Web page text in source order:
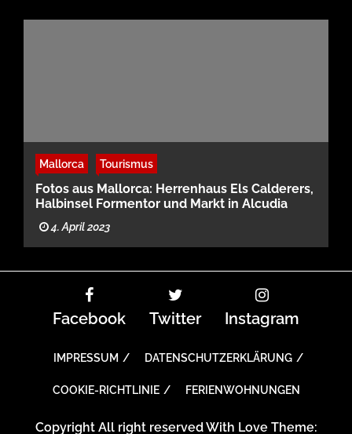
Mallorca Tourismus
Fotos aus Mallorca: Herrenhaus Els Calderers,
Halbinsel Formentor und Markt in Alcudia
4. April 2023
Facebook Twitter Instagram
IMPRESSUM DATENSCHUTZERKLÄRUNG
COOKIE-RICHTLINIE FERIENWOHNUNGEN
Copyright All right reserved With Love Theme: